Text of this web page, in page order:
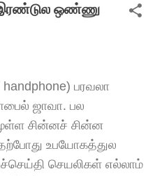
ஒண்ணு
பரவலா
ஜாவா. பல
சின்னச் சின்ன
உபயோகத்துல
செயலிகள் எல்லாம்